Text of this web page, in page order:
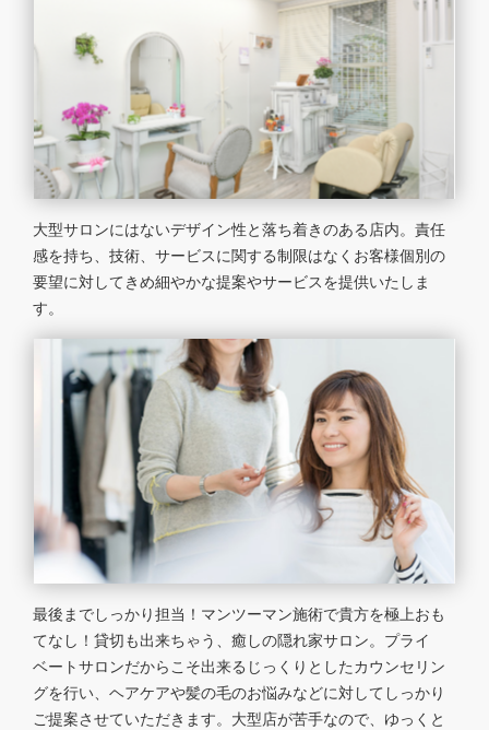
大型サロンにはないデザイン性と落ち着きのある店内。責任
感を持ち、技術、サービスに関する制限はなくお客様個別の
要望に対してきめ細やかな提案やサービスを提供いたしま
す。
最後までしっかり担当！マンツーマン施術で貴方を極上おも
てなし！貸切も出来ちゃう、癒しの隠れ家サロン。プライ
ベートサロンだからこそ出来るじっくりとしたカウンセリン
グを行い、ヘアケアや髪の毛のお悩みなどに対してしっかり
ご提案させていただきます。大型店が苦手なので、ゆっくと